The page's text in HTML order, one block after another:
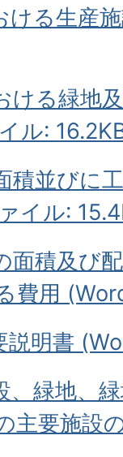
ける生産
ける緑地
ル:
積並びに
イル:
面積及び
費用
説明書
、緑地、
主要施設